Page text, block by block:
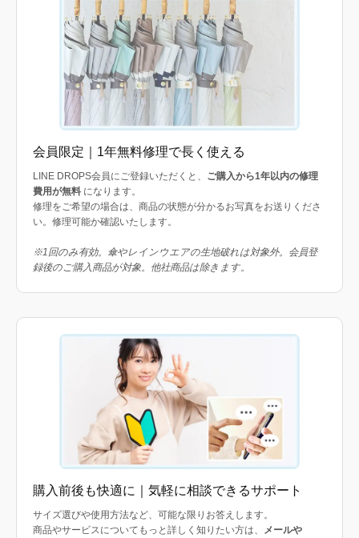
会員限定｜1年無料修理で長く使える
LINE DROPS会員にご登録いただくと、 ご購入から1年以内の修理
費用が無料 になります。
修理をご希望の場合は、商品の状態が分かるお写真をお送りくださ
い。修理可能か確認いたします。
※1回のみ有効。傘やレインウエアの生地破れは対象外。会員登
録後のご購入商品が対象。他社商品は除きます。
購入前後も快適に｜気軽に相談できるサポート
サイズ選びや使用方法など、可能な限りお答えします。
商品やサービスについてもっと詳しく知りたい方は、 メールや